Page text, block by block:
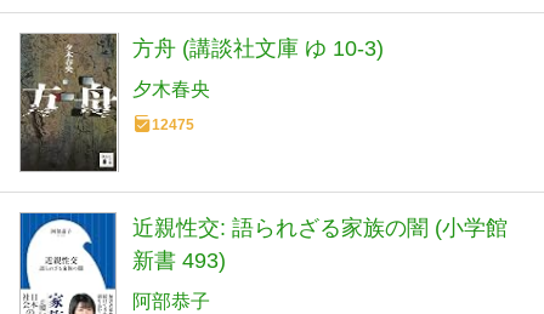
方舟 (講談社文庫 ゆ 10-3)
夕木春央
12475
近親性交: 語られざる家族の闇 (小学館
新書 493)
阿部恭子